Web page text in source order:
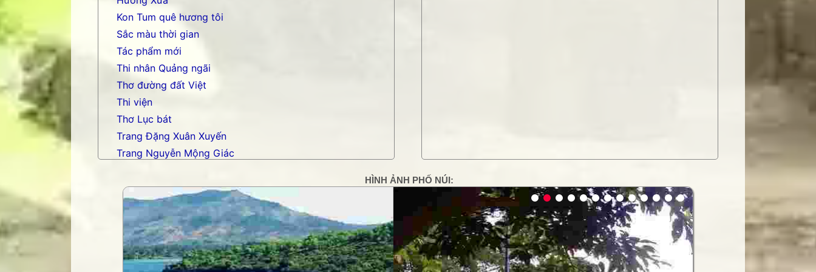
Kon Tum quê hương tôi
Sắc màu thời gian
Tác phẩm mới
Thi nhân Quảng ngãi
Thơ đường đất Việt
Thi viện
Thơ Lục bát
Trang Đặng Xuân Xuyến
Trang Nguyễn Mộng Giác
Trang Phạm Duy
Trang thơ Hoàng Nguyên Chương
Trang thơ Thụy Du
Trang thơ+ Luân Hoán
Trang VHNT Thanh niên
HÌNH ẢNH PHỐ NÚI: